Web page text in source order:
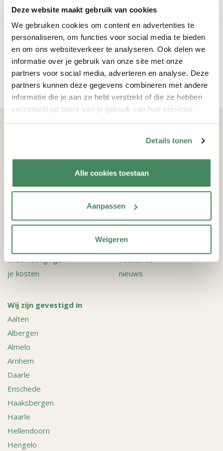
Deze website maakt gebruik van cookies
We gebruiken cookies om content en advertenties te
personaliseren, om functies voor social media te bieden
en om ons websiteverkeer te analyseren. Ook delen we
informatie over je gebruik van onze site met onze
partners voor social media, adverteren en analyse. Deze
partners kunnen deze gegevens combineren met andere
informatie die je aan ze hebt verstrekt of die ze hebben
verzameld op basis van je gebruik van hun services.
Details tonen
Alle cookies toestaan
Aanpassen
Weigeren
Je kosten
Weten hoeveel je betaalt bij KOSMO? Bereken eenvoudig je
kosten uit.
bereken je kosten
Bel 088-2347400
onze vestigingen
je kosten
over ons
vacatures
nieuws
Wij zijn gevestigd in
Aalten
Albergen
Almelo
Arnhem
Daarle
Enschede
Haaksbergen
Haarle
Hellendoorn
Hengelo